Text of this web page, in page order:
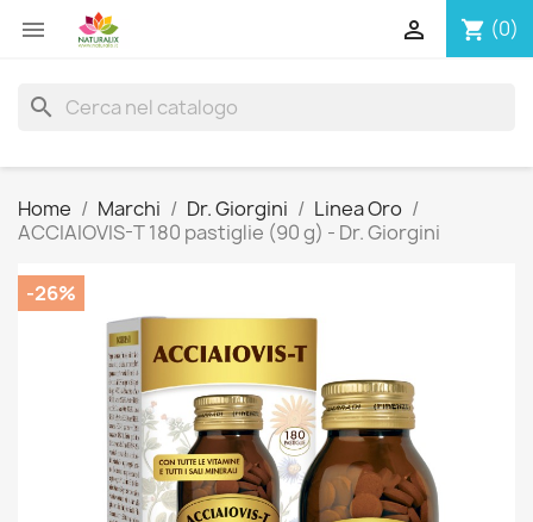
 shopping_cart (0)

search
Home Marchi Dr. Giorgini
Linea Oro
ACCIAIOVIS-T 180 pastiglie (90 g) - Dr. Giorgini
-26%